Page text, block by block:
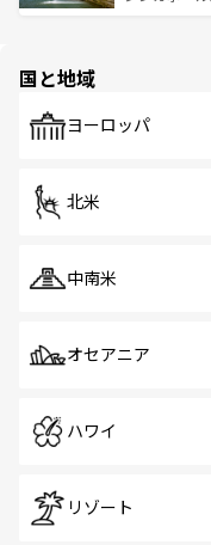
で、ホーカ
国と地域
ヨーロッパ
北米
中南米
オセアニア
ハワイ
リゾート